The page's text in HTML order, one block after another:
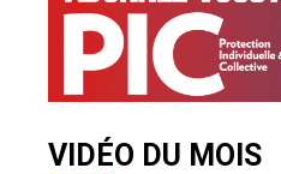
VIDÉO DU MOIS